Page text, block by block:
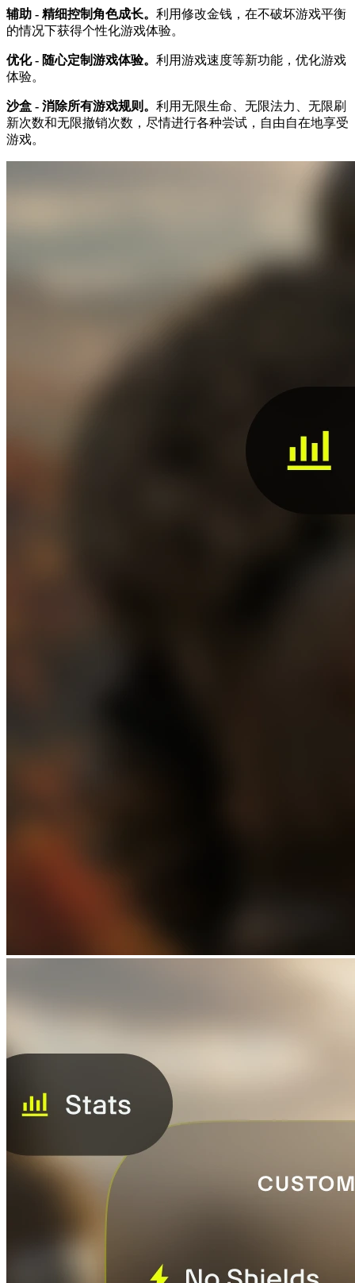
辅助 - 精细控制角色成长。 利用修改金钱，在不破坏游戏平衡
的情况下获得个性化游戏体验。
优化 - 随心定制游戏体验。 利用游戏速度等新功能，优化游戏
体验。
沙盒 - 消除所有游戏规则。 利用无限生命、无限法力、无限刷
新次数和无限撤销次数，尽情进行各种尝试，自由自在地享受
游戏。